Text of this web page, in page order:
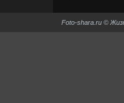
Foto-shara.ru ©